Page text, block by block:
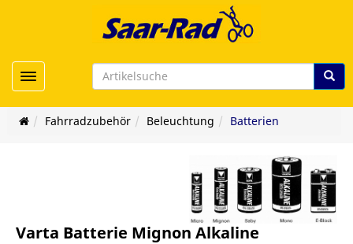
Toggle navigation
Fahrradzubehör Beleuchtung Batterien
Varta Batterie Mignon Alkaline